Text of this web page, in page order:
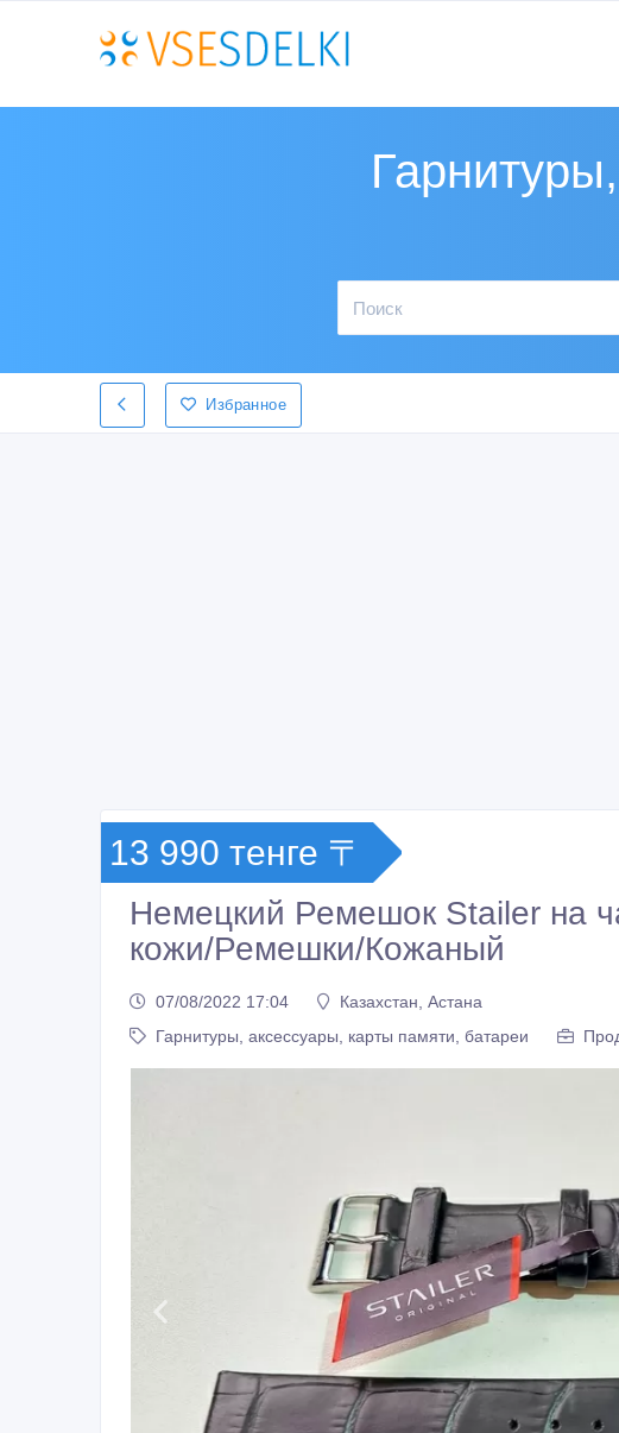
Избранное
13 990 тенге 〒
Немецкий Ремешок Stailer на
кожи/Ремешки/Кожаный
07/08/2022 17:04
Казахстан, Астана
Гарнитуры, аксессуары, карты памяти, батареи